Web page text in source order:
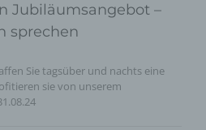
Jubiläumsangebot –
sprechen
Sie tagsüber und nachts eine
sie von unserem